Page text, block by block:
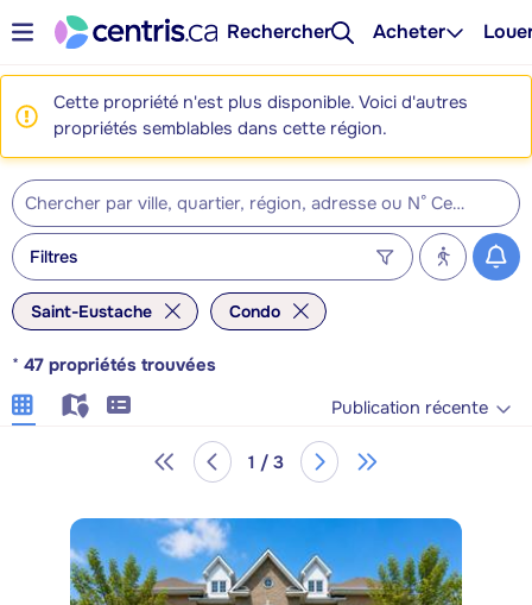
Rechercher Acheter
Cette propriété n'est plus disponible. Voici d'autres
propriétés semblables dans cette région.
Filtres
Saint-Eustache Condo
* 47 propriétés trouvées
Publication récente
1 / 3